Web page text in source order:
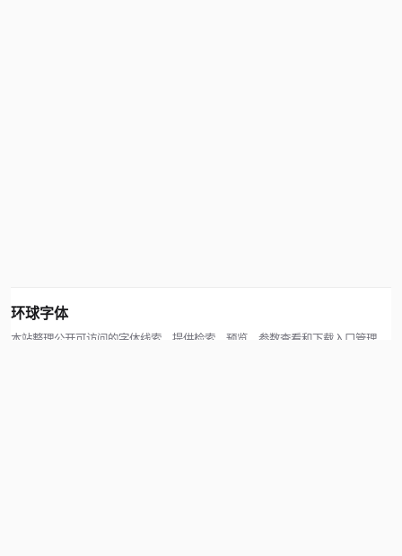
环球字体
本站整理公开可访问的字体线索，提供检索、预览、参数查看和下载入口管理。